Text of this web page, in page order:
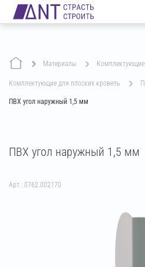
Материалы комплектующие
комплектующие для плоских кровель
ПВХ угол наружный 1,5 мм
ПВХ угол наружный 1,5 мм
Арт.: 0762.002170